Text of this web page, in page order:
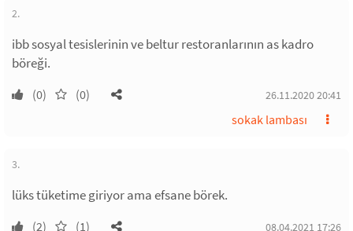
2.
ibb sosyal tesislerinin ve beltur restoranlarının as kadro
böreği.
(0) (0) 26.11.2020 20:41
sokak lambası
3.
lüks tüketime giriyor ama efsane börek.
(2) (1) 08.04.2021 17:26